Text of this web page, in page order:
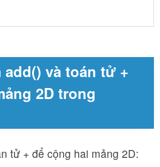
và toán tử +
2D trong
tử + để cộng hai mảng 2D: